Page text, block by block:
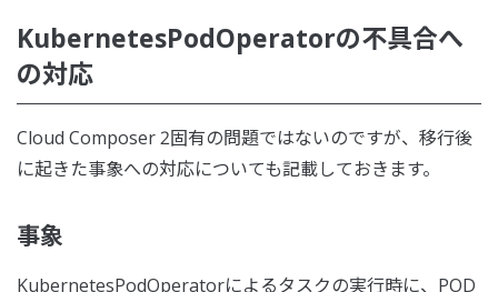
KubernetesPodOperatorの不具合へ
の対応
Cloud Composer 2固有の問題ではないのですが、移行後
に起きた事象への対応についても記載しておきます。
事象
KubernetesPodOperatorによるタスクの実行時に、POD